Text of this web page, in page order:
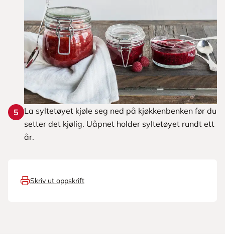
5
La syltetøyet kjøle seg ned på kjøkkenbenken før du
setter det kjølig. Uåpnet holder syltetøyet rundt ett
år.
Skriv ut oppskrift